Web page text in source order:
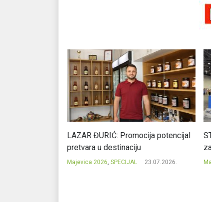
LAZAR ĐURIĆ: Promocija potencijal
pretvara u destinaciju
Majevica 2026, SPECIJAL 23.07.2026.